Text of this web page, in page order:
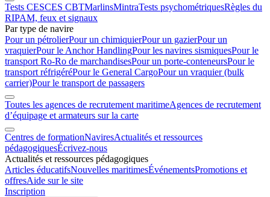
Tests CESCES CBTMarlinsMintraTests psychométriquesRègles du
RIPAM, feux et signaux
Par type de navire
Pour un pétrolierPour un chimiquierPour un gazierPour un
vraquierPour le Anchor HandlingPour les navires sismiquesPour le
transport Ro-Ro de marchandisesPour un porte-conteneursPour le
transport réfrigéréPour le General CargoPour un vraquier (bulk
carrier)Pour le transport de passagers
Toutes les agences de recrutement maritimeAgences de recrutement
d’équipage et armateurs sur la carte
Centres de formationNaviresActualités et ressources
pédagogiquesÉcrivez-nous
Actualités et ressources pédagogiques
Articles éducatifsNouvelles maritimesÉvénementsPromotions et
offresAide sur le site
Inscription